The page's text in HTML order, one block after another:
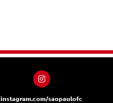
instagram.com/saopaulofc